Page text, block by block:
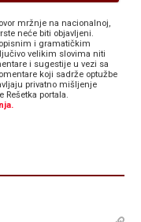
mržnje na nacionalnoj,
neće biti objavljeni.
i gramatičkim
velikim slovima niti
i sugestije u vezi sa
koji sadrže optužbe
privatno mišljenje
Rešetka portala.